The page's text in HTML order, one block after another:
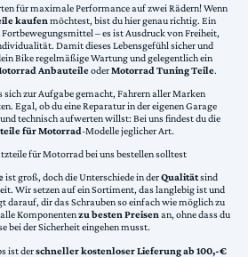
für maximale Performance auf zwei Rädern! Wenn
kaufen möchtest, bist du hier genau richtig. Ein
– es ist Ausdruck von Freiheit,
Damit dieses Lebensgefühl sicher und
Bike regelmäßige Wartung und gelegentlich ein
AnbauteileoderMotorrad Tuning Teile.
sich zur Aufgabe gemacht, Fahrern aller Marken
Egal, ob du eine Reparatur in der eigenen Garage
technisch aufwerten willst: Bei uns findest du die
für Motorrad-Modelle jeglicher Art.
für Motorrad bei uns bestellen solltest
ist groß, doch die Unterschiede in derQualitätsind
Wir setzen auf ein Sortiment, das langlebig ist und
darauf, dir das Schrauben so einfach wie möglich zu
Komponentenzu besten Preisenan, ohne dass du
bei der Sicherheit eingehen musst.
ist derschneller kostenloser Lieferung ab 100,-€